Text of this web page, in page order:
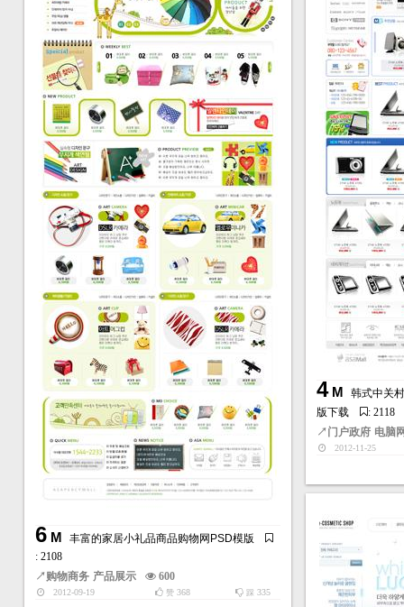
4M
韩式中关
版下载
: 2118
↗门户政府 电脑
2012-11-25
6M
丰富的家居小礼品商品购物网PSD模版
: 2108
↗购物商务 产品展示 600
2012-09-19 踩 335
赞368